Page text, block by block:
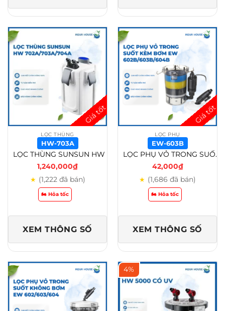
LỌC THÙNG
HW-703A
1,240,000₫
★ (1,222 đã bán)
🏍️ Hỏa tốc
XEM THÔNG SỐ
LỌC PHỤ
EW-603B
LỌC PHỤ VỎ TRONG SUỐT KÈM BƠM EW 602B/ EW 603B/ EW 604B – EW-603B
42,000₫
★ (1,686 đã bán)
🏍️ Hỏa tốc
XEM THÔNG SỐ
4%